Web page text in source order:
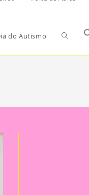
do Autismo